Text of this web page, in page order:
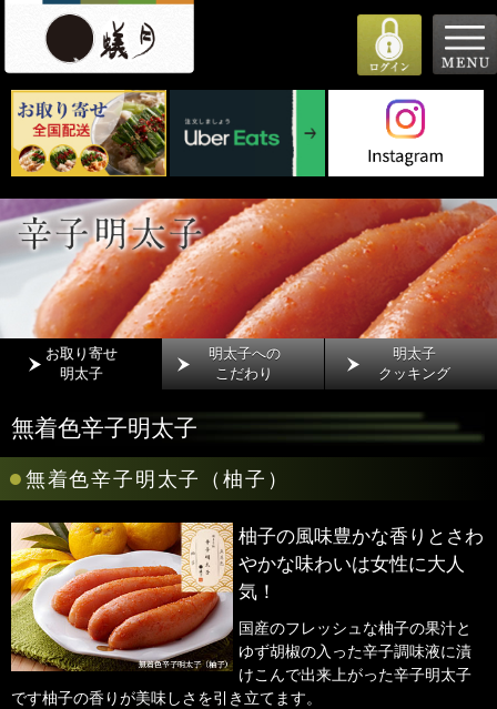
お取り寄せ
明太子
明太子への
こだわり
明太子
クッキング
無着色辛子明太子
● 無着色辛子明太子（柚子）
柚子の風味豊かな香りとさわ
やかな味わいは女性に大人
気！
国産のフレッシュな柚子の果汁と
ゆず胡椒の入った辛子調味液に漬
けこんで出来上がった辛子明太子
です柚子の香りが美味しさを引き立てます。